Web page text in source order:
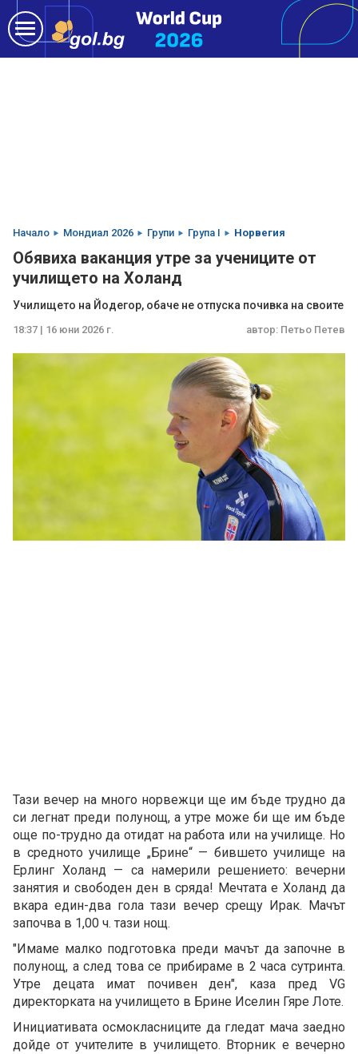
Начало Мондиал 2026 Групи Група I Норвегия
Обявиха ваканция утре за учениците от
училището на Холанд
Училището на Йодегор, обаче не отпуска почивка на своите
18:37 | 16 юни 2026 г. автор: Петьо Петев
Тази вечер на много норвежци ще им бъде трудно да
си легнат преди полунощ, а утре може би ще им бъде
още по-трудно да отидат на работа или на училище. Но
в средното училище „Брине“ — бившето училище на
Ерлинг Холанд — са намерили решението: вечерни
занятия и свободен ден в сряда! Мечтата е Холанд да
вкара един-два гола тази вечер срещу Ирак. Мачът
започва в 1,00 ч. тази нощ.
"Имаме малко подготовка преди мачът да започне в
полунощ, а след това се прибираме в 2 часа сутринта.
Утре децата имат почивен ден", каза пред VG
директорката на училището в Брине Иселин Гяре Лоте.
Инициативата осмокласниците да гледат мача заедно
дойде от учителите в училището. Вторник е вечерно